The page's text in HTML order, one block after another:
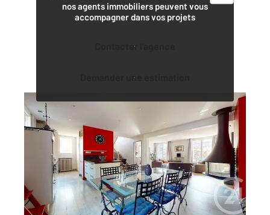
nos agents immobiliers peuvent vous
accompagner dans vos projets
Contacter l'agence
Demander une estimation
NANTES 44
127,52 m
Ref : 39600
Maison à vendre
483 000 €
NANTES - QUARTIER LONGCHAMP - Century 21